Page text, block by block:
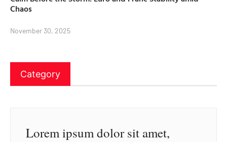
Chaos
November 30, 2025
Category
Lorem ipsum dolor sit amet,